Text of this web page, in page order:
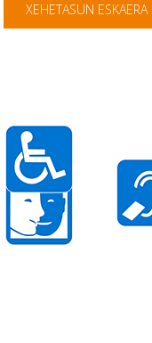
XEHETASUN ESKAERA